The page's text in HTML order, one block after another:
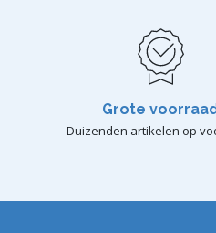
Grote
Duizenden artikelen op